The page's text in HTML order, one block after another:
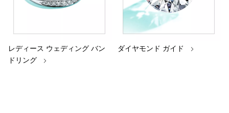
レディース ウェディング バン
ドリング
ダイヤモンド ガイド